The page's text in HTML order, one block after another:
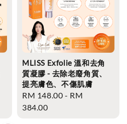
MLISS Exfolie 溫和去角
質凝膠 - 去除老廢角質、
提亮膚色、不傷肌膚
Regular
price
RM 148.00 - RM
384.00